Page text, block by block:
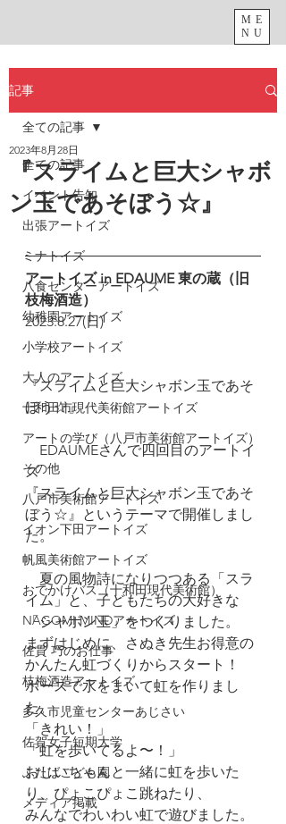
ME
NU
記事
全ての記事
イベント告知
出張アートイズ
ミナトイズ
八食センターアートイズ
幼稚園アートイズ
小学校アートイズ
大人のアートイズ
十和田市現代美術館アートイズ
アートの学び（八戸市美術館アートイズ）
その他
八戸市美術館アートイズ
イオン下田アートイズ
帆風美術館アートイズ
おでかけバス（十和田現代美術館）
NAGOMI MINDアートイズ
佐貫 巧のお仕事
枝梅酒造アートイズ
多久市児童センターあじさい
佐賀女子短期大学
ふたばこども園
メディア掲載
全ての記事
『スライムと巨大シャボ
ン玉であそぼう☆』
2023年8月28日
アートイズ in EDAUME 東の蔵（旧
枝梅酒造）
2023.8.27(日)
『スライムと巨大シャボン玉であそ
ぼう☆』
EDAUMEさんで四回目のアートイ
ズ
『スライムと巨大シャボン玉であそ
ぼう☆』というテーマで開催しまし
た。
夏の風物詩になりつつある「スラ
イム」と、子どもたちの大好きな
「シャボン玉」をつくりました。
まずはじめに、さぬき先生お得意の
かんたん虹づくりからスタート！
ホースで水をまいて虹を作りまし
た。
「きれい！」
「虹を歩いてるよ〜！」
おじいちゃんと一緒に虹を歩いた
り、ぴょこぴょこ跳ねたり、
みんなでわいわい虹で遊びました。